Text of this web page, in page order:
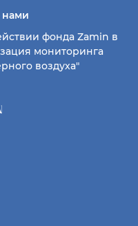
нами
фонда Zamin в
мониторинга
воздуха"